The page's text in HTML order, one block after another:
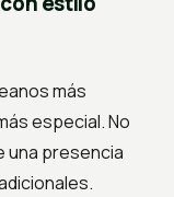
más
especial. No
una presencia